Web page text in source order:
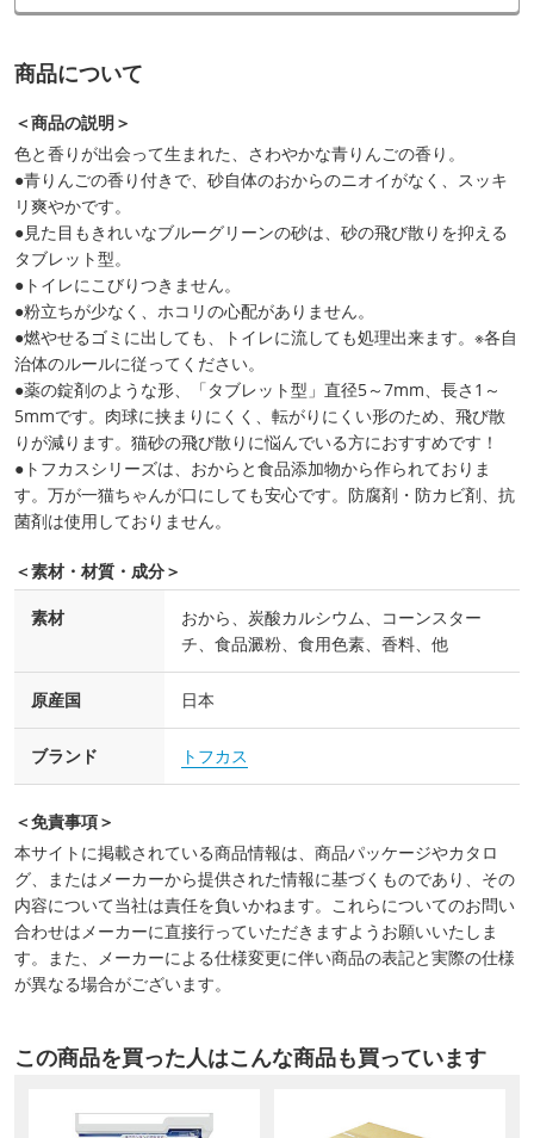
商品について
＜商品の説明＞
色と香りが出会って生まれた、さわやかな青りんごの香り。
●青りんごの香り付きで、砂自体のおからのニオイがなく、スッキ
リ爽やかです。
●見た目もきれいなブルーグリーンの砂は、砂の飛び散りを抑える
タブレット型。
●トイレにこびりつきません。
●粉立ちが少なく、ホコリの心配がありません。
●燃やせるゴミに出しても、トイレに流しても処理出来ます。※各自
治体のルールに従ってください。
●薬の錠剤のような形、「タブレット型」直径5～7mm、長さ1～
5mmです。肉球に挟まりにくく、転がりにくい形のため、飛び散
りが減ります。猫砂の飛び散りに悩んでいる方におすすめです！
●トフカスシリーズは、おからと食品添加物から作られておりま
す。万が一猫ちゃんが口にしても安心です。防腐剤・防カビ剤、抗
菌剤は使用しておりません。
＜素材・材質・成分＞
素材
おから、炭酸カルシウム、コーンスター
チ、食品澱粉、食用色素、香料、他
原産国 日本
ブランド トフカス
＜免責事項＞
本サイトに掲載されている商品情報は、商品パッケージやカタロ
グ、またはメーカーから提供された情報に基づくものであり、その
内容について当社は責任を負いかねます。これらについてのお問い
合わせはメーカーに直接行っていただきますようお願いいたしま
す。また、メーカーによる仕様変更に伴い商品の表記と実際の仕様
が異なる場合がございます。
この商品を買った人はこんな商品も買っています